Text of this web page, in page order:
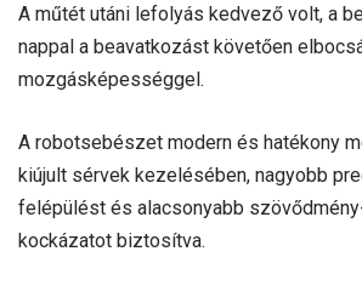
A műtét utáni lefolyás kedvező volt, a
nappal a beavatkozást követően
mozgásképességgel.
A robotsebészet modern és hatékony
kiújult sérvek kezelésében, nagyobb
felépülést és alacsonyabb
kockázatot biztosítva.